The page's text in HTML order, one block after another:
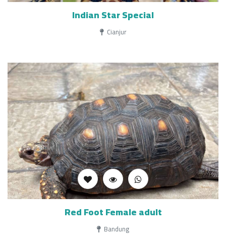
Indian Star Special
Cianjur
Red Foot Female adult
Bandung